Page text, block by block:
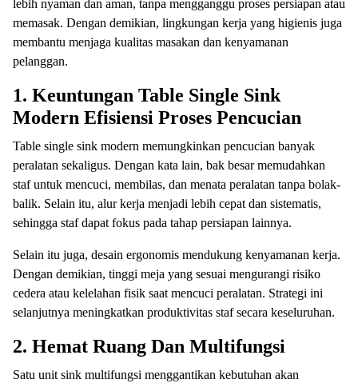
lebih nyaman dan aman, tanpa mengganggu proses persiapan atau
memasak. Dengan demikian, lingkungan kerja yang higienis juga
membantu menjaga kualitas masakan dan kenyamanan
pelanggan.
1. Keuntungan Table Single Sink
Modern Efisiensi Proses Pencucian
Table single sink modern memungkinkan pencucian banyak
peralatan sekaligus. Dengan kata lain, bak besar memudahkan
staf untuk mencuci, membilas, dan menata peralatan tanpa bolak-
balik. Selain itu, alur kerja menjadi lebih cepat dan sistematis,
sehingga staf dapat fokus pada tahap persiapan lainnya.
Selain itu juga, desain ergonomis mendukung kenyamanan kerja.
Dengan demikian, tinggi meja yang sesuai mengurangi risiko
cedera atau kelelahan fisik saat mencuci peralatan. Strategi ini
selanjutnya meningkatkan produktivitas staf secara keseluruhan.
2. Hemat Ruang Dan Multifungsi
Satu unit sink multifungsi menggantikan kebutuhan akan